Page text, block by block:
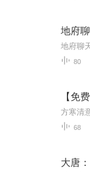
地府
地府聊
80
68
大唐